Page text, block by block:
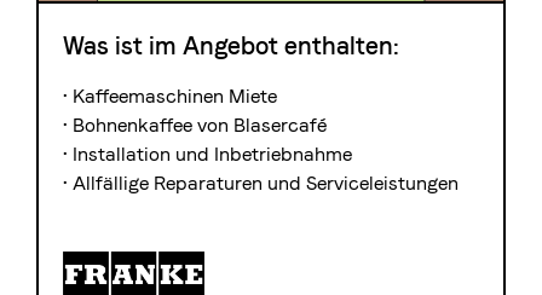
Was ist im Angebot enthalten:
• Kaffeemaschinen Miete
• Bohnenkaffee von Blasercafé
• Installation und Inbetriebnahme
• Allfällige Reparaturen und Serviceleistungen